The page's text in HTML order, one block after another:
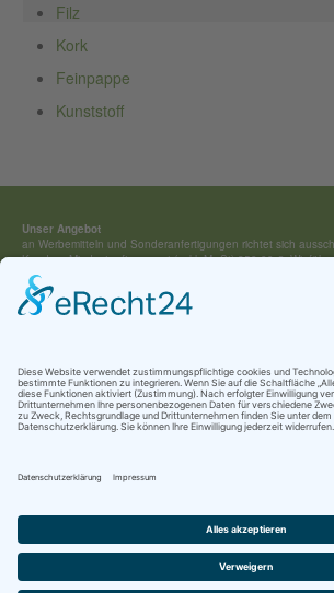
Filz
Kork
Feinpappe
Kunststoff
Unser Angebot
an Werbemitteln und Sonderan­fertigungen richtet sich
Kunden. Mindestauftragswert (exkl. MwSt) 250,00 €. Wir
sondern fertigen jedes Werbemittel individuell für Sie an.
Kontakt:
Tel.: +49 (0) 4154 / 7 95 40-0
Erfahren Sie mehr überunsere Geschichteals
und lernen Sieunsere WerteundKatalogekennen.